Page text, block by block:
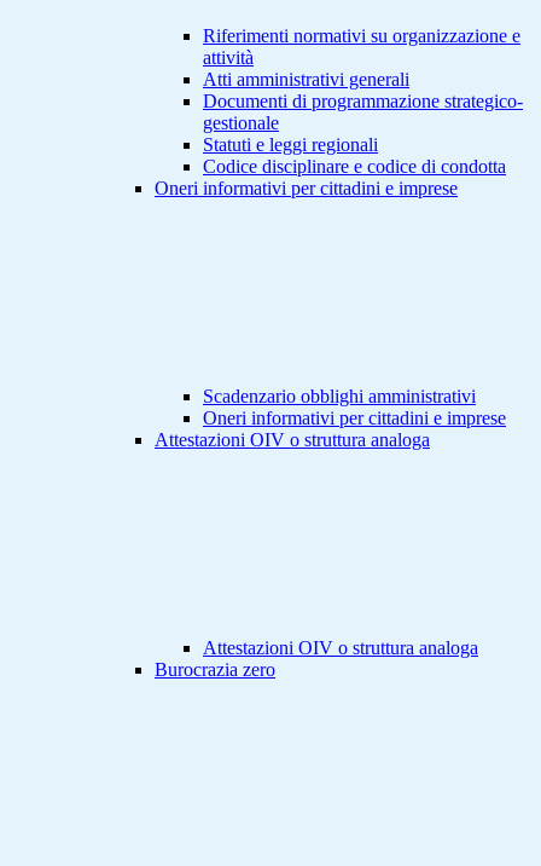
Riferimenti normativi su organizzazione e
attività
Atti amministrativi generali
Documenti di programmazione strategico-
gestionale
Statuti e leggi regionali
Codice disciplinare e codice di condotta
Oneri informativi per cittadini e imprese
Scadenzario obblighi amministrativi
Oneri informativi per cittadini e imprese
Attestazioni OIV o struttura analoga
Attestazioni OIV o struttura analoga
Burocrazia zero